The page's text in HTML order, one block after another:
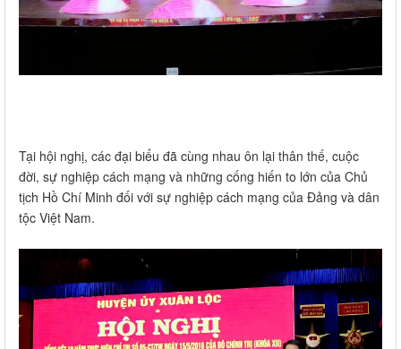
Tại hội nghị, các đại biểu đã cùng nhau ôn lại thân thế, cuộc
đời, sự nghiệp cách mạng và những cống hiến to lớn của Chủ
tịch Hồ Chí Minh đối với sự nghiệp cách mạng của Đảng và dân
tộc Việt Nam.